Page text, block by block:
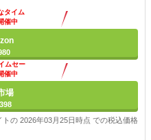
タイム
催中
ムセー
催中
場
の 2026年03月25日時点 での税込価格